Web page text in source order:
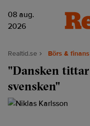
08 aug.
2026
Realtid.se Börs & finans
"Dansken
svensken"